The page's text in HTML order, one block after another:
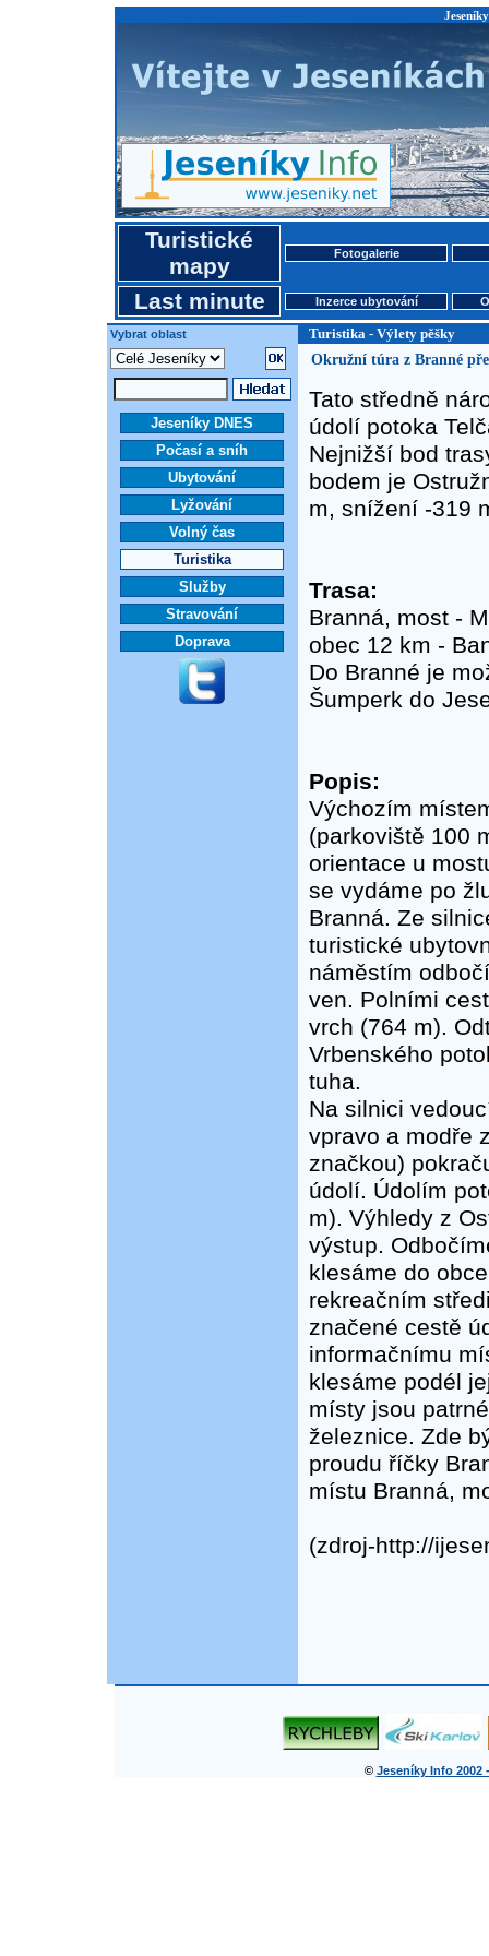
Turistické
mapy
Fotogalerie
Last minute Inzerce ubytování
Vybrat oblast Turistika - Výlety pěšky
Jeseníky DNES
Počasí a sníh
Ubytování
Lyžování
Volný čas
Turistika
Služby
Stravování
Doprava
Okružní túra z Branné
Tato středně
údolí potoka
Nejnižší bod
bodem je
m, snížení -319
Trasa:
Branná, most -
obec 12 km -
Do Branné je
Šumperk do
Popis:
Výchozím
(parkoviště 100
orientace u
se vydáme po
Branná. Ze
turistické
náměstím
ven. Polními
vrch (764 m).
Vrbenského
tuha.
Na silnici
vpravo a modře
značkou)
údolí. Údolím
m). Výhledy z
výstup.
klesáme do
rekreačním
značené cestě
informačnímu
klesáme podél
místy jsou
železnice. Zde
proudu říčky
místu Branná,
(zdroj-http://
© Jeseníky Info 2002